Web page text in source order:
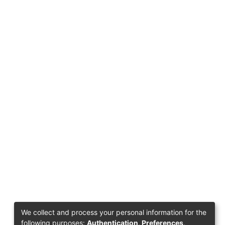
We collect and process your personal information for the
following purposes: Authentication, Preferences,